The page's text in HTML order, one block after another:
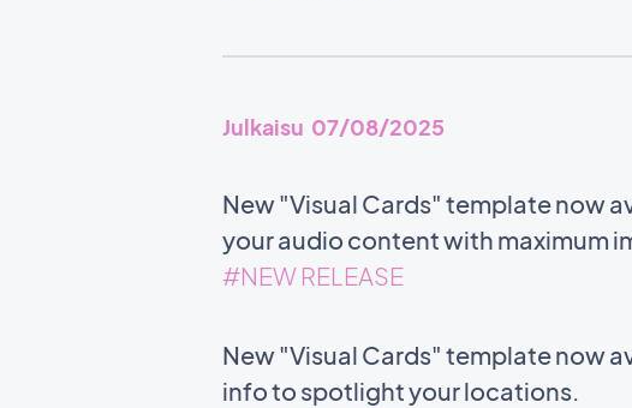
Julkaisu 07/08/2025
New "Visual Cards" template now
your audio content with maximum
#NEW RELEASE
New "Visual Cards" template now
info to spotlight your locations.